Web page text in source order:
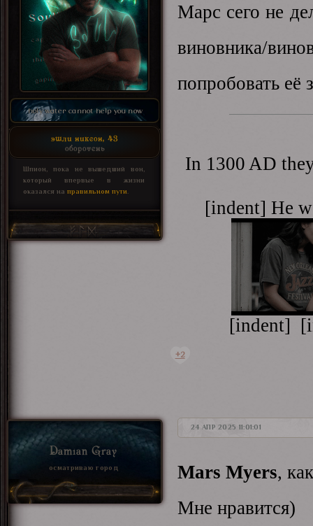
holy water cannot help you now
эшли никсон, 43
оборотень
Шпион, пока не вышедший вон,
который впервые в жизни
оказался на правильном пути.
Марс сего не
виновника/
попробовать её
In 1300 AD
[indent] He
[indent]
+2
24 АПР 2025 11:01:01
Damian Gray
осматриваю город Mars Myers,
Мне нравится)